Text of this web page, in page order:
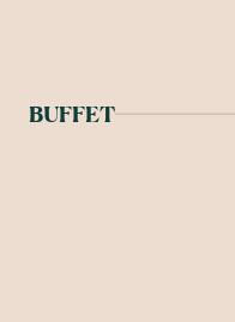
BUFFET